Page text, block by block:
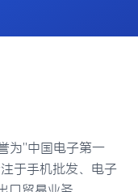
为"中国电子第一
于手机批发、电子